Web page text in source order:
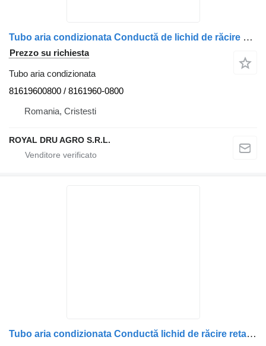
Tubo aria condizionata Conductă de lichid de răcire 81619600800 per camion MAN cu riglă de măsurare
Prezzo su richiesta
Tubo aria condizionata
81619600800 / 8161960-0800
Romania, Cristesti
ROYAL DRU AGRO S.R.L.
Tubo aria condizionata Conductă lichid de răcire retarder per camion MAN 81063035592 / 8106303-5592